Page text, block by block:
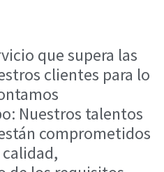
que supera las
clientes para lo
Nuestros talentos
comprometidos